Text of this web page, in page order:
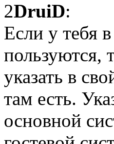
2DruiD:
Если у тебя
пользуются,
указать в
там есть.
основной